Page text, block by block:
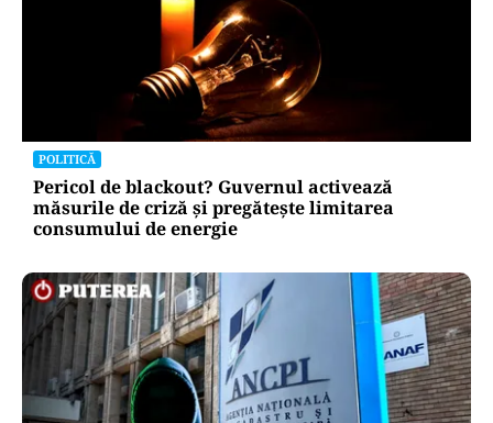
POLITICĂ
Pericol de blackout? Guvernul activează
măsurile de criză și pregătește limitarea
consumului de energie